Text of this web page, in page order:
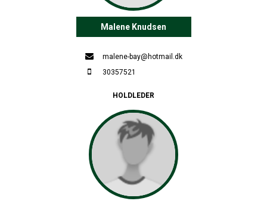
Malene Knudsen
malene-bay@hotmail.dk
30357521
HOLDLEDER